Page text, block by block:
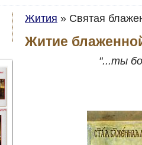
Жития » Святая
Житие
"...ты